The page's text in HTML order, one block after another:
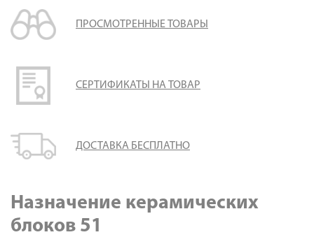
Доставка
Сотрудничество
Контакты
ПРОСМОТРЕННЫЕ ТОВАРЫ
СЕРТИФИКАТЫ НА ТОВАР
ДОСТАВКА БЕСПЛАТНО
Назначение керамических
блоков 51